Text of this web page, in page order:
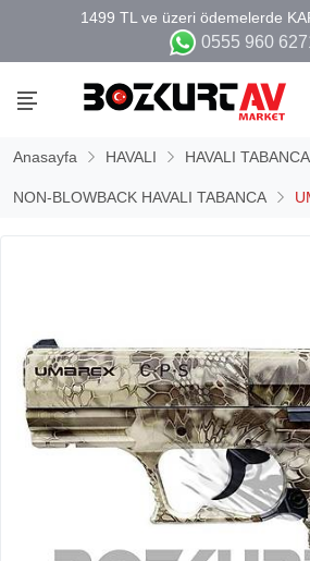
0555 960
Anasayfa HAVALI HAVALI
NON-BLOWBACK HAVALI TABANCA